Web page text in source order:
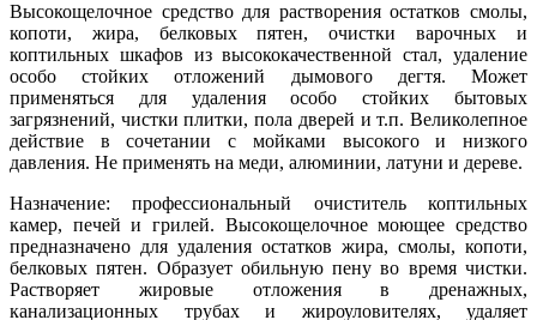
Высокощелочное средство для растворения остатков смолы,
копоти, жира, белковых пятен, очистки варочных и
коптильных шкафов из высококачественной стал, удаление
особо стойких отложений дымового дегтя. Может
применяться для удаления особо стойких бытовых
загрязнений, чистки плитки, пола дверей и т.п. Великолепное
действие в сочетании с мойками высокого и низкого
давления. Не применять на меди, алюминии, латуни и дереве.
Назначение: профессиональный очиститель коптильных
камер, печей и грилей. Высокощелочное моющее средство
предназначено для удаления остатков жира, смолы, копоти,
белковых пятен. Образует обильную пену во время чистки.
Растворяет жировые отложения в дренажных,
канализационных трубах и жироуловителях, удаляет